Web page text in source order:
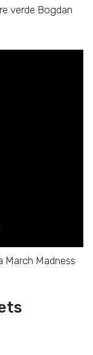
verde Bogdan
March Madness